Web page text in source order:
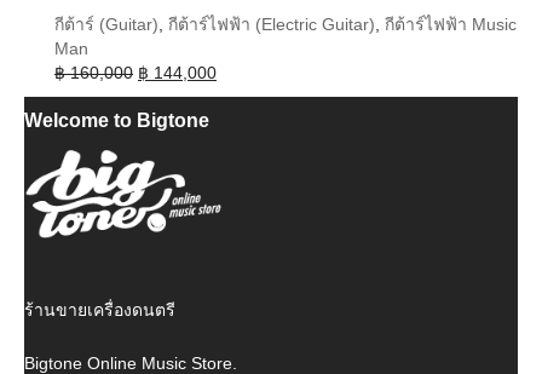
กีต้าร์ (Guitar), กีต้าร์ไฟฟ้า (Electric Guitar), กีต้าร์ไฟฟ้า Music
Man
฿160,000 Original
price
was:
฿ 144,000Current
price
Welcome to Bigtone
ร้านขายเครื่องดนตรี
Bigtone Online Music Store.